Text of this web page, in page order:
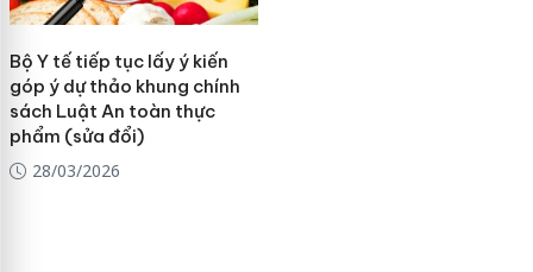
Bộ Y tế tiếp tục lấy ý kiến
góp ý dự thảo khung chính
sách Luật An toàn thực
phẩm (sửa đổi)
28/03/2026